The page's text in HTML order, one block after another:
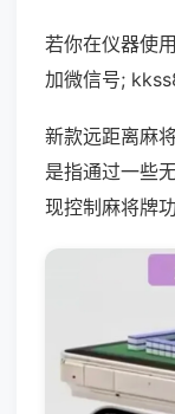
若你在仪器使
加微信号;
新款远距离麻
是指通过一些
现控制麻将牌